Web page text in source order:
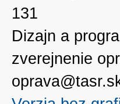
131
Dizajn a
zverejnenie